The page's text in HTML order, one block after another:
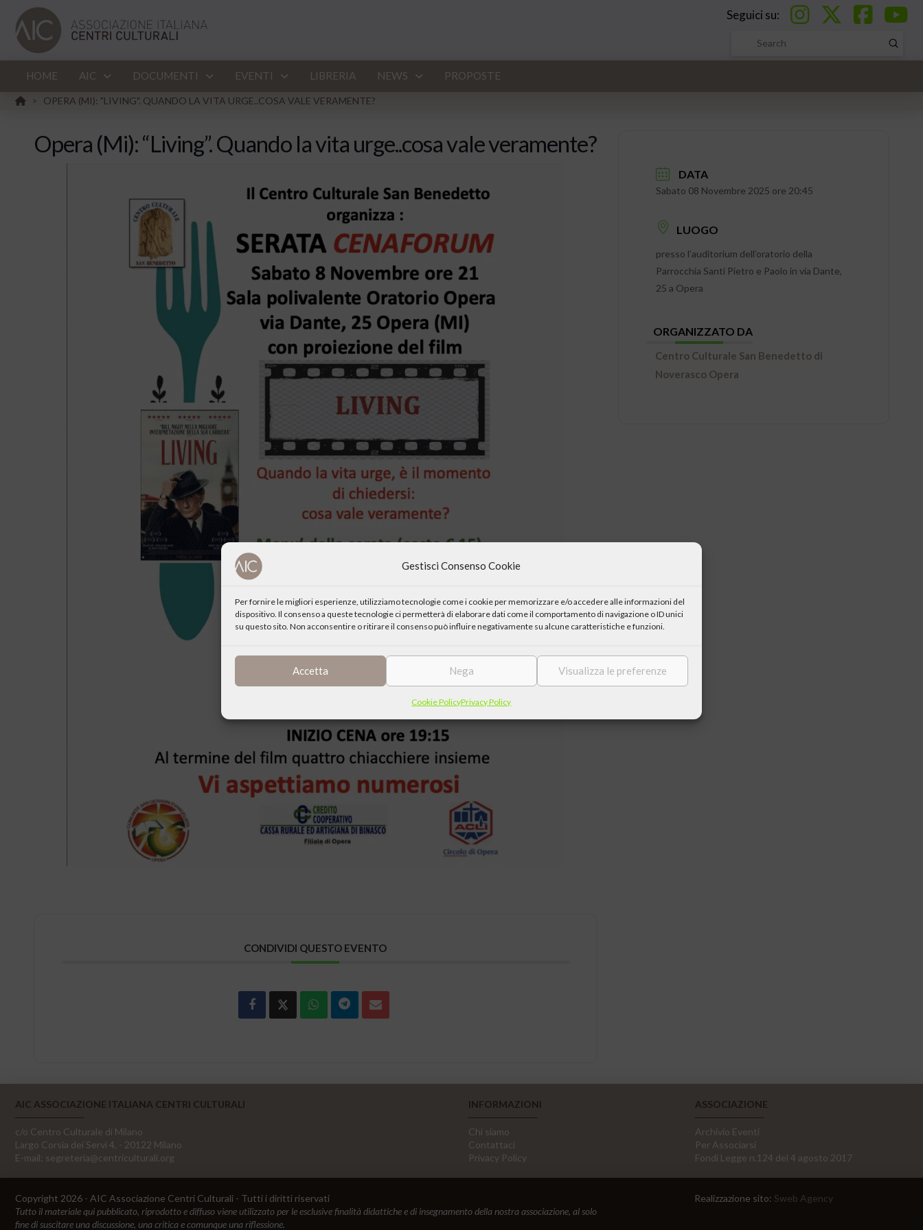
Gestisci Consenso Cookie
Per fornire le migliori esperienze, utilizziamo tecnologie come i cookie per memorizzare e/o accedere alle informazioni del
dispositivo. Il consenso a queste tecnologie ci permetterà di elaborare dati come il comportamento di navigazione o ID unici
su questo sito. Non acconsentire o ritirare il consenso può influire negativamente su alcune caratteristiche e funzioni.
Accetta Nega Visualizza le preferenze
Cookie PolicyPrivacy Policy
Seguici su:
Search
Submit
HOME AIC DOCUMENTI EVENTI LIBRERIA NEWS PROPOSTE
HOME
> OPERA (MI): "LIVING". QUANDO LA VITA URGE..COSA VALE VERAMENTE?
Opera (Mi): “Living”. Quando la vita urge..cosa vale veramente?
CONDIVIDI QUESTO EVENTO
DATA
Sabato 08 Novembre 2025 ore 20:45
LUOGO
presso l’auditorium dell’oratorio della
Parrocchia Santi Pietro e Paolo in via Dante,
25 a Opera
ORGANIZZATO DA
Centro Culturale San Benedetto di
Noverasco Opera
AIC ASSOCIAZIONE ITALIANA CENTRI CULTURALI
c/o Centro Culturale di Milano
Largo Corsia dei Servi 4, - 20122 Milano
E-mail: segreteria@centriculturali.org
INFORMAZIONI
Chi siamo
Contattaci
Privacy Policy
ASSOCIAZIONE
Archivio Eventi
Per Associarsi
Fondi Legge n.124 del 4 agosto 2017
Copyright 2026 - AIC Associazione Centri Culturali - Tutti i diritti riservati
Tutto il materiale qui pubblicato, riprodotto e diffuso viene utilizzato per le esclusive finalità didattiche e di insegnamento della nostra associazione, al solo
fine di suscitare una discussione, una critica e comunque una riflessione.
Realizzazione sito: Sweb Agency